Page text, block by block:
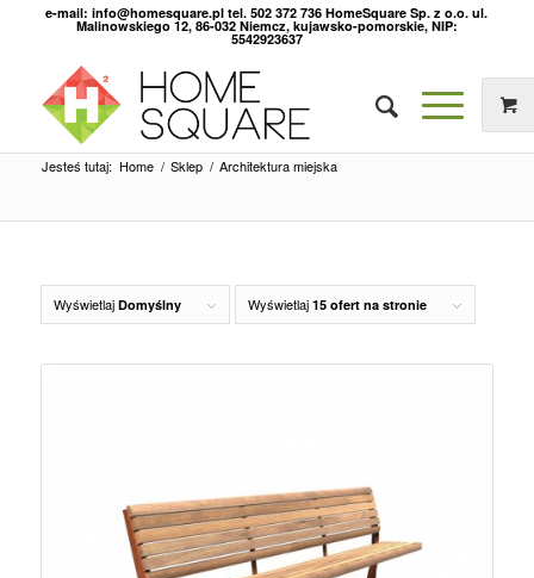
e-mail: info@homesquare.pl tel. 502 372 736 HomeSquare Sp. z o.o. ul.
Malinowskiego 12, 86-032 Niemcz, kujawsko-pomorskie, NIP:
5542923637
Jesteś tutaj: Home / Sklep / Architektura miejska
Wyświetlaj Domyślny Wyświetlaj 15 ofert na stronie